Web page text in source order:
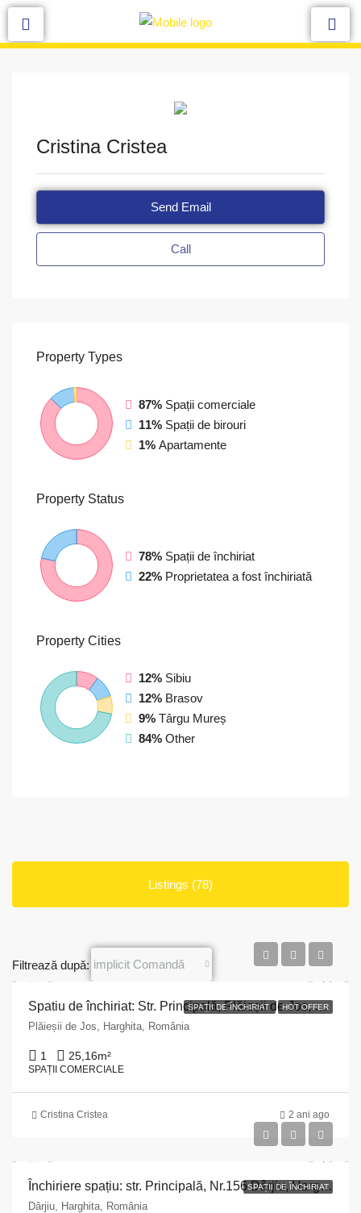
Cristina Cristea
Send Email
Call
Property Types
87% Spații comerciale
11% Spații de birouri
1% Apartamente
Property Status
78% Spații de închiriat
22% Proprietatea a fost închiriată
Property Cities
12% Sibiu
12% Brasov
9% Târgu Mureș
84% Other
Listings (78)
Filtrează după: implicit Comandă
SPAȚII DE ÎNCHIRIAT HOT OFFER
Spatiu de închiriat: Str. Principală, Plăieșii de Jos, Harghita, 25,16 mp
Plăieșii de Jos, Harghita, România
1 25,16m²
SPAȚII COMERCIALE
Cristina Cristea 2 ani ago
SPAȚII DE ÎNCHIRIAT
Închiriere spațiu: str. Principală, Nr.156 Dârjiu, Harghita, 40 mp, structură beton!
Dârjiu, Harghita, România